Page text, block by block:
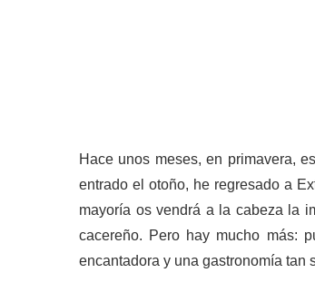
Hace unos meses, en primavera,
entrado el otoño, he regresado a
mayoría os vendrá a la cabeza la
cacereño. Pero hay mucho más:
encantadora y una gastronomía tan